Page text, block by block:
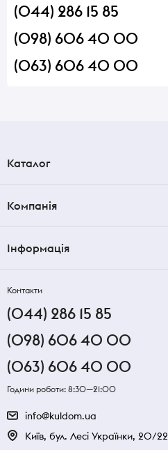
(044) 286 15 85
(098) 606 40 00
(063) 606 40 00
Каталог
Компанія
Інформація
Контакти
(044) 286 15 85
(098) 606 40 00
(063) 606 40 00
Години роботи: 8:30—21:00
info@kuldom.ua
Київ, бул. Лесі Українки, 20/22